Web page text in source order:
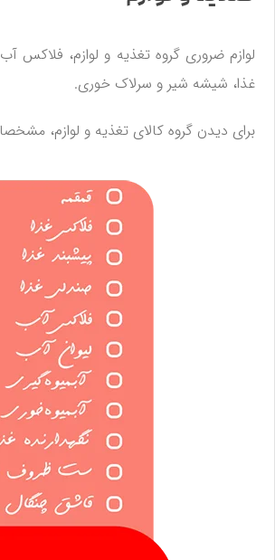
لوازم ضروری گروه تغذیه و لوازم،
غذا، شیشه شیر و سرلاک خوری.
برای دیدن گروه کالای تغذیه و لوازم،